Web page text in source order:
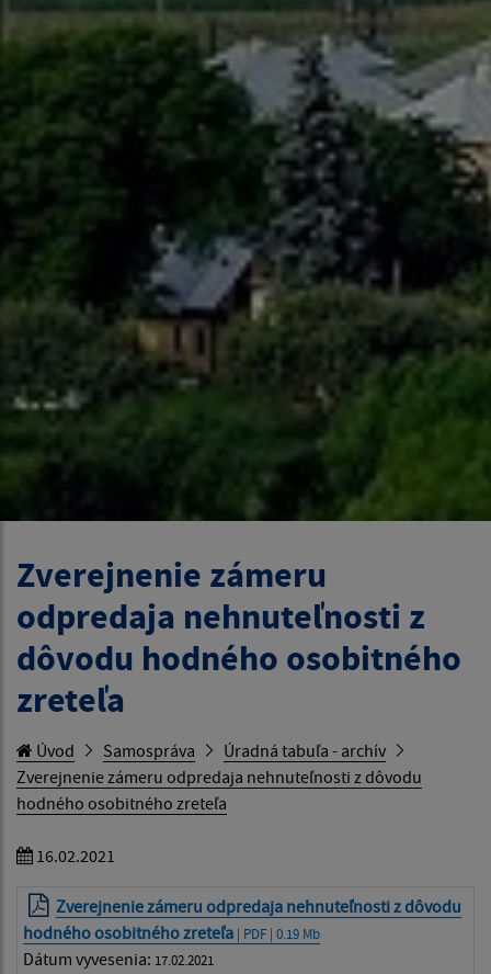
Zverejnenie zámeru
odpredaja nehnuteľnosti z
dôvodu hodného osobitného
zreteľa
Úvod Samospráva
Úradná tabuľa - archív
Zverejnenie zámeru odpredaja nehnuteľnosti z dôvodu
hodného osobitného zreteľa
16.02.2021
Zverejnenie zámeru odpredaja nehnuteľnosti z dôvodu
hodného osobitného zreteľa | PDF | 0.19 Mb
Dátum vyvesenia: 17.02.2021